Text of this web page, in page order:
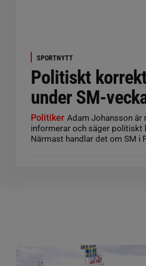
SPORTNYTT
Politiskt
under SM-
Politiker Adam Johansson
informerar och säger politiskt
Närmast handlar det om SM i